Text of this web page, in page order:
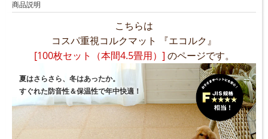
商品説明
こちらは
コスパ重視コルクマット 『エコルク』
[100枚セット（本間4.5畳用）] のページです。
夏はさらさら、冬はあったか。
すぐれた防音性＆保温性で年中快適！